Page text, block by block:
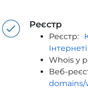
Реєстр
Реєстр:
Інтернеті
Whois у
Веб-
domains/